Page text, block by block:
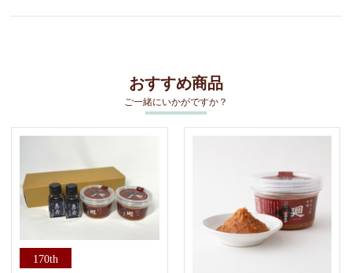
おすすめ商品
ご一緒にいかがですか？